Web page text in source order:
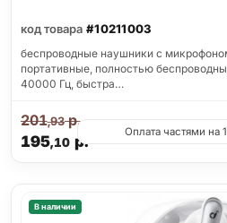
код товара #10211003
беспроводные наушники с
портативные, полностью
40000 Гц, быстра…
195,10р.
201,93р.
Оплата частями на
В наличии